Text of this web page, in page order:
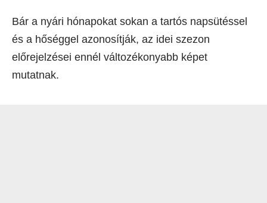
Bár a nyári hónapokat sokan a tartós napsütéssel
és a hőséggel azonosítják, az idei szezon
előrejelzései ennél változékonyabb képet
mutatnak.